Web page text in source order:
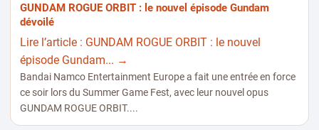
GUNDAM ROGUE ORBIT : le nouvel épisode Gundam
dévoilé
Lire l’article : GUNDAM ROGUE ORBIT : le nouvel
épisode Gundam... →
Bandai Namco Entertainment Europe a fait une entrée en force
ce soir lors du Summer Game Fest, avec leur nouvel opus
GUNDAM ROGUE ORBIT....